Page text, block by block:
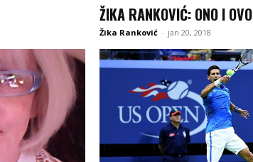
ŽIKA RANKOVIĆ: ONO I OVO
Žika Ranković - jan 20, 2018